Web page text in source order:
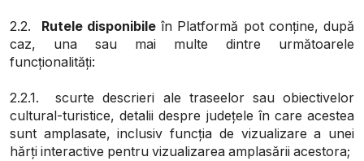
2.2. Rutele disponibileîn Platformă pot conține, după
caz, una sau mai multe dintre următoarele
funcționalități:
2.2.1. scurte descrieri ale traseelor sau obiectivelor
cultural-turistice, detalii despre județele în care acestea
sunt amplasate, inclusiv funcția de vizualizare a unei
hărți interactive pentru vizualizarea amplasării acestora;